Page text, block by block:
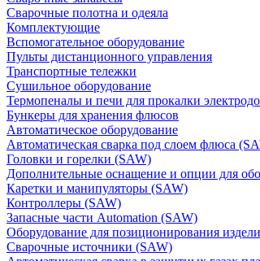
Сварочные полотна и одеяла
Комплектующие
Вспомогательное оборудование
Пульты дистанционного управления
Транспортные тележки
Сушильное оборудование
Термопеналы и печи для прокалки
Бункеры для хранения флюсов
Автоматическое оборудование
Автоматическая сварка под слоем флюса
Головки и горелки (SAW)
Дополнительные оснащение и опции для
Каретки и манипуляторы (SAW)
Контроллеры (SAW)
Запасные части Automation (SAW)
Оборудование для позиционирования
Сварочные источники (SAW)